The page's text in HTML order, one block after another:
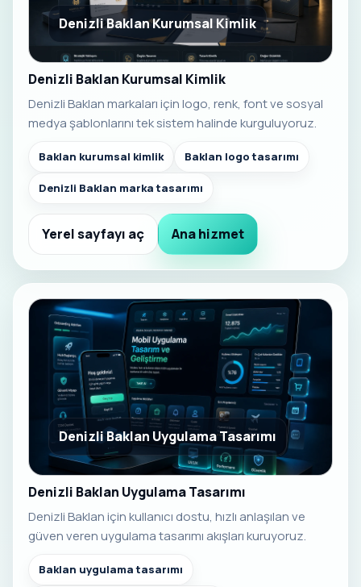
Denizli Baklan Kurumsal Kimlik
Denizli Baklan Kurumsal Kimlik
Denizli Baklan markaları için logo, renk, font ve sosyal
medya şablonlarını tek sistem halinde kurguluyoruz.
Baklan kurumsal kimlik Baklan logo tasarımı
Denizli Baklan marka tasarımı
Yerel sayfayı aç Ana hizmet
Denizli Baklan Uygulama Tasarımı
Denizli Baklan Uygulama Tasarımı
Denizli Baklan için kullanıcı dostu, hızlı anlaşılan ve
güven veren uygulama tasarımı akışları kuruyoruz.
Baklan uygulama tasarımı